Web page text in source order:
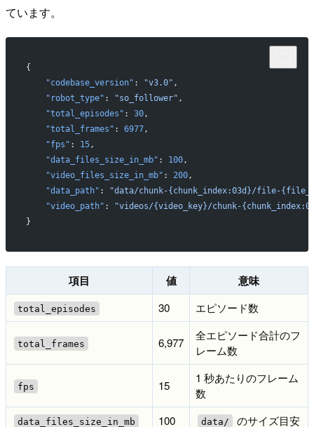
ています。
{
    "codebase_version"
: "v3.0" ,
    "robot_type"
: "so_follower" ,
    "total_episodes"
: 30,
    "total_frames"
: 6977,
    "fps"
: 15,
    "data_files_size_in_mb"
: 100,
    "video_files_size_in_mb"
: 200,
    "data_path"
:
"data/chunk-{chunk_index:03d}/file-
    "video_path"
:
"videos/{video_key}/chunk-
}
項目 値 意味
total_episodes 30 エピソード数
total_frames 6,977
全エピソード合計のフ
レーム数
fps 15
1 秒あたりのフレーム
数
data_files_size_in_mb 100 data/ のサイズ目安